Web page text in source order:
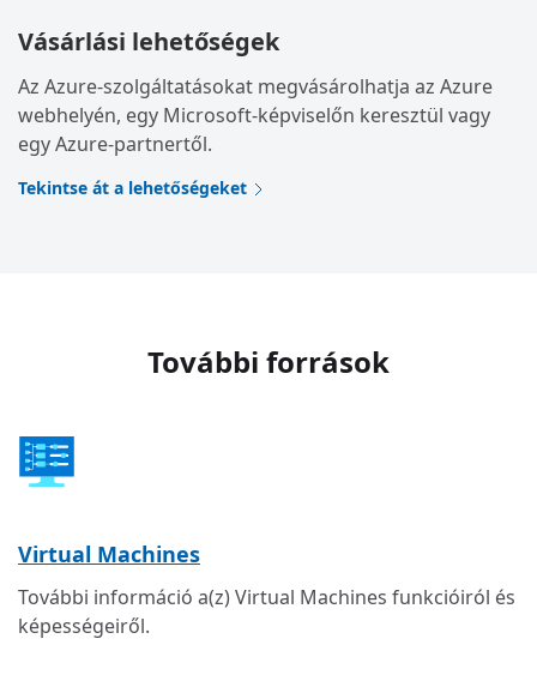
Vásárlási lehetőségek
Az Azure-szolgáltatásokat megvásárolhatja az Azure
webhelyén, egy Microsoft-képviselőn keresztül vagy
egy Azure-partnertől.
Tekintse át a lehetőségeket
További források
Virtual Machines
További információ a(z) Virtual Machines funkcióiról és
képességeiről.